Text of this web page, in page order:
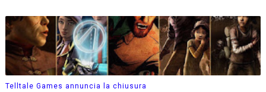
Telltale Games annuncia la chiusura